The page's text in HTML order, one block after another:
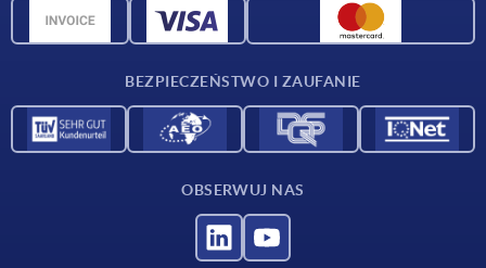
Dane CAD
BEZPIECZEŃSTWO I ZAUFANIE
OBSERWUJ NAS